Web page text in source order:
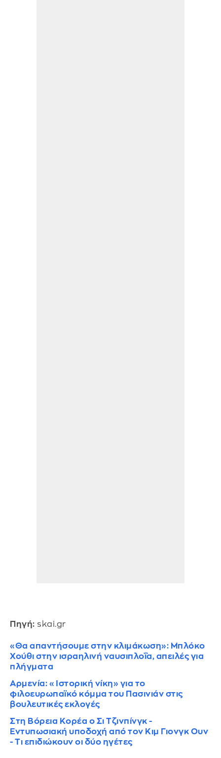
Πηγή: skai.gr
«Θα απαντήσουμε στην κλιμάκωση»: Μπλόκο
Χούθι στην ισραηλινή ναυσιπλοΐα, απειλές για
πλήγματα
Αρμενία: «Ιστορική νίκη» για το
φιλοευρωπαϊκό κόμμα του Πασινιάν στις
βουλευτικές εκλογές
Στη Βόρεια Κορέα ο Σι Τζινπίνγκ -
Εντυπωσιακή υποδοχή από τον Κιμ Γιονγκ Ουν
- Τι επιδιώκουν οι δύο ηγέτες